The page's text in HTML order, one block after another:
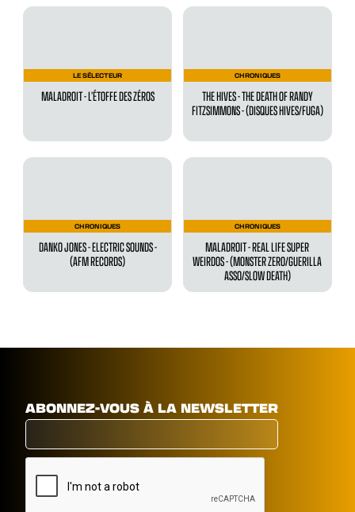
LE SÉLECTEUR
MALADROIT - L’ÉTOFFE DES ZÉROS
CHRONIQUES
THE HIVES - THE DEATH OF RANDY
FITZSIMMONS - (DISQUES HIVES/FUGA)
CHRONIQUES
DANKO JONES - ELECTRIC SOUNDS -
(AFM RECORDS)
CHRONIQUES
MALADROIT - ‍REAL LIFE SUPER
WEIRDOS - (MONSTER ZERO/GUERILLA
ASSO/SLOW DEATH)
ABONNEZ-VOUS À LA NEWSLETTER